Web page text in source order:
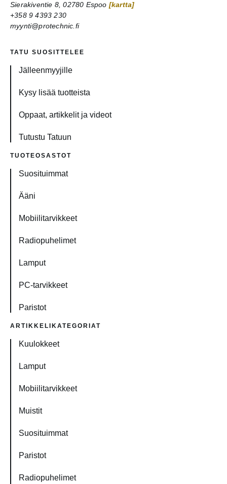
Sierakiventie 8, 02780 Espoo [kartta]
+358 9 4393 230
myynti@protechnic.fi
TATU SUOSITTELEE
Jälleenmyyjille
Kysy lisää tuotteista
Oppaat, artikkelit ja videot
Tutustu Tatuun
TUOTEOSASTOT
Suosituimmat
Ääni
Mobiilitarvikkeet
Radiopuhelimet
Lamput
PC-tarvikkeet
Paristot
ARTIKKELIKATEGORIAT
Kuulokkeet
Lamput
Mobiilitarvikkeet
Muistit
Suosituimmat
Paristot
Radiopuhelimet